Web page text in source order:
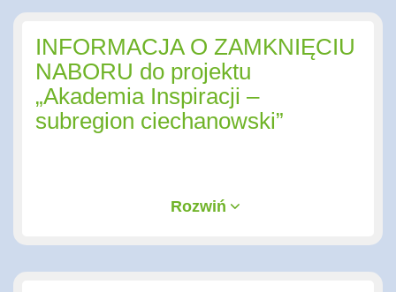
INFORMACJA O ZAMKNIĘCIU
NABORU do projektu
„Akademia Inspiracji –
subregion ciechanowski”
Rozwiń